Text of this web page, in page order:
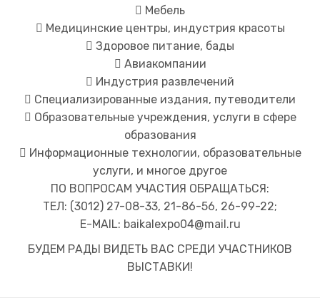
 Мебель
 Медицинские центры, индустрия красоты
 Здоровое питание, бады
 Авиакомпании
 Индустрия развлечений
 Специализированные издания, путеводители
 Образовательные учреждения, услуги в сфере
образования
 Информационные технологии, образовательные
услуги, и многое другое
ПО ВОПРОСАМ УЧАСТИЯ ОБРАЩАТЬСЯ:
ТЕЛ: (3012) 27-08-33, 21-86-56, 26-99-22;
E-MAIL: baikalexpo04@mail.ru
БУДЕМ РАДЫ ВИДЕТЬ ВАС СРЕДИ УЧАСТНИКОВ
ВЫСТАВКИ!